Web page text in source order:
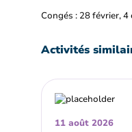
Congés : 28 février,
Activités
11 août 2026